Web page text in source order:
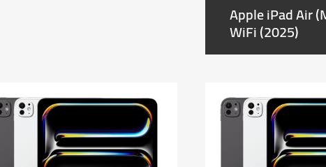
Apple iPad Air
WiFi (2025)